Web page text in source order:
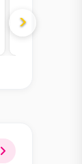
Giá từ:
›